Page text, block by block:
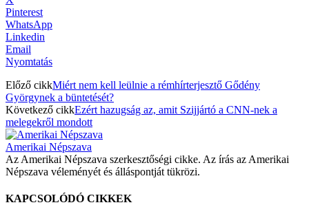
Pinterest
WhatsApp
Linkedin
Email
Nyomtatás
Előző cikkMiért nem kell leülnie a rémhírterjesztő Gődény
Györgynek a büntetését?
Következő cikkEzért hazugság az, amit Szijjártó a CNN-nek a
melegekről mondott
Amerikai Népszava
Az Amerikai Népszava szerkesztőségi cikke. Az írás az Amerikai
Népszava véleményét és álláspontját tükrözi.
KAPCSOLÓDÓ CIKKEK